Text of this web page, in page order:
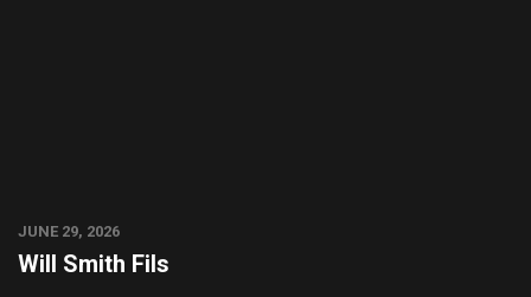
JUNE 29, 2026
Will Smith Fils